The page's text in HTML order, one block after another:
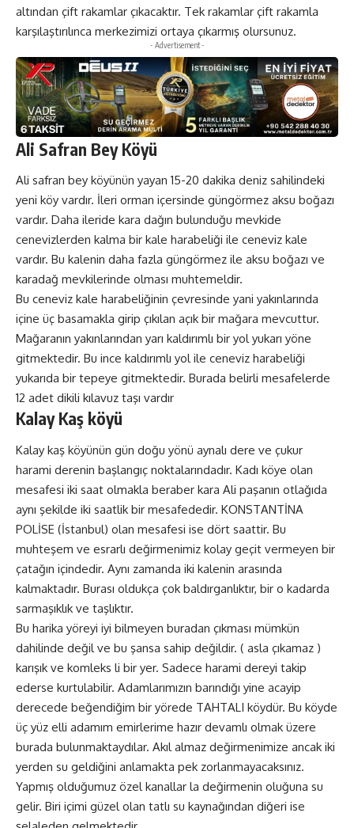
altından çift rakamlar çıkacaktır. Tek rakamlar çift rakamla
karşılaştırılınca merkezimizi ortaya çıkarmış olursunuz.
- Advertisement -
Ali Safran Bey Köyü
Ali safran bey köyünün yayan 15-20 dakika deniz sahilindeki
yeni köy vardır. İleri orman içersinde güngörmez aksu boğazı
vardır. Daha ileride kara dağın bulunduğu mevkide
cenevizlerden kalma bir kale harabeliği ile ceneviz kale
vardır. Bu kalenin daha fazla güngörmez ile aksu boğazı ve
karadağ mevkilerinde olması muhtemeldir.
Bu ceneviz kale harabeliğinin çevresinde yani yakınlarında
içine üç basamakla girip çıkılan açık bir mağara mevcuttur.
Mağaranın yakınlarından yarı kaldırımlı bir yol yukarı yöne
gitmektedir. Bu ince kaldırımlı yol ile ceneviz harabeliği
yukarıda bir tepeye gitmektedir. Burada belirli mesafelerde
12 adet dikili kılavuz taşı vardır
Kalay Kaş köyü
Kalay kaş köyünün gün doğu yönü aynalı dere ve çukur
harami derenin başlangıç noktalarındadır. Kadı köye olan
mesafesi iki saat olmakla beraber kara Ali paşanın otlağıda
aynı şekilde iki saatlik bir mesafededir. KONSTANTİNA
POLİSE (İstanbul) olan mesafesi ise dört saattir. Bu
muhteşem ve esrarlı değirmenimiz kolay geçit vermeyen bir
çatağın içindedir. Aynı zamanda iki kalenin arasında
kalmaktadır. Burası oldukça çok baldırganlıktır, bir o kadarda
sarmaşıklık ve taşlıktır.
Bu harika yöreyi iyi bilmeyen buradan çıkması mümkün
dahilinde değil ve bu şansa sahip değildir. ( asla çıkamaz )
karışık ve komleks li bir yer. Sadece harami dereyi takip
ederse kurtulabilir. Adamlarımızın barındığı yine acayip
derecede beğendiğim bir yörede TAHTALI köydür. Bu köyde
üç yüz elli adamım emirlerime hazır devamlı olmak üzere
burada bulunmaktaydılar. Akıl almaz değirmenimize ancak iki
yerden su geldiğini anlamakta pek zorlanmayacaksınız.
Yapmış olduğumuz özel kanallar la değirmenin oluğuna su
gelir. Biri içimi güzel olan tatlı su kaynağından diğeri ise